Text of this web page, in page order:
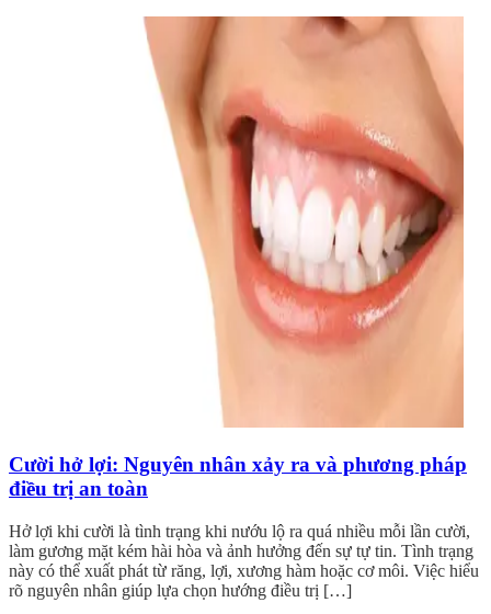
Cười hở lợi: Nguyên nhân xảy ra và phương pháp
điều trị an toàn
Hở lợi khi cười là tình trạng khi nướu lộ ra quá nhiều mỗi lần cười,
làm gương mặt kém hài hòa và ảnh hưởng đến sự tự tin. Tình trạng
này có thể xuất phát từ răng, lợi, xương hàm hoặc cơ môi. Việc hiểu
rõ nguyên nhân giúp lựa chọn hướng điều trị […]